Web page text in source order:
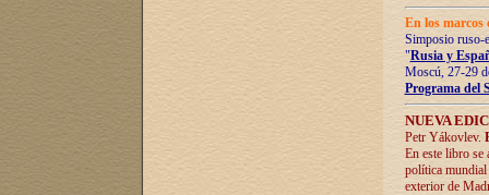
En los marcos
Simposio ruso-
"Rusia y
Moscú, 27-29
Programa del
NUEVA
Petr Yákovlev.
En este libro se
política mundial
exterior de